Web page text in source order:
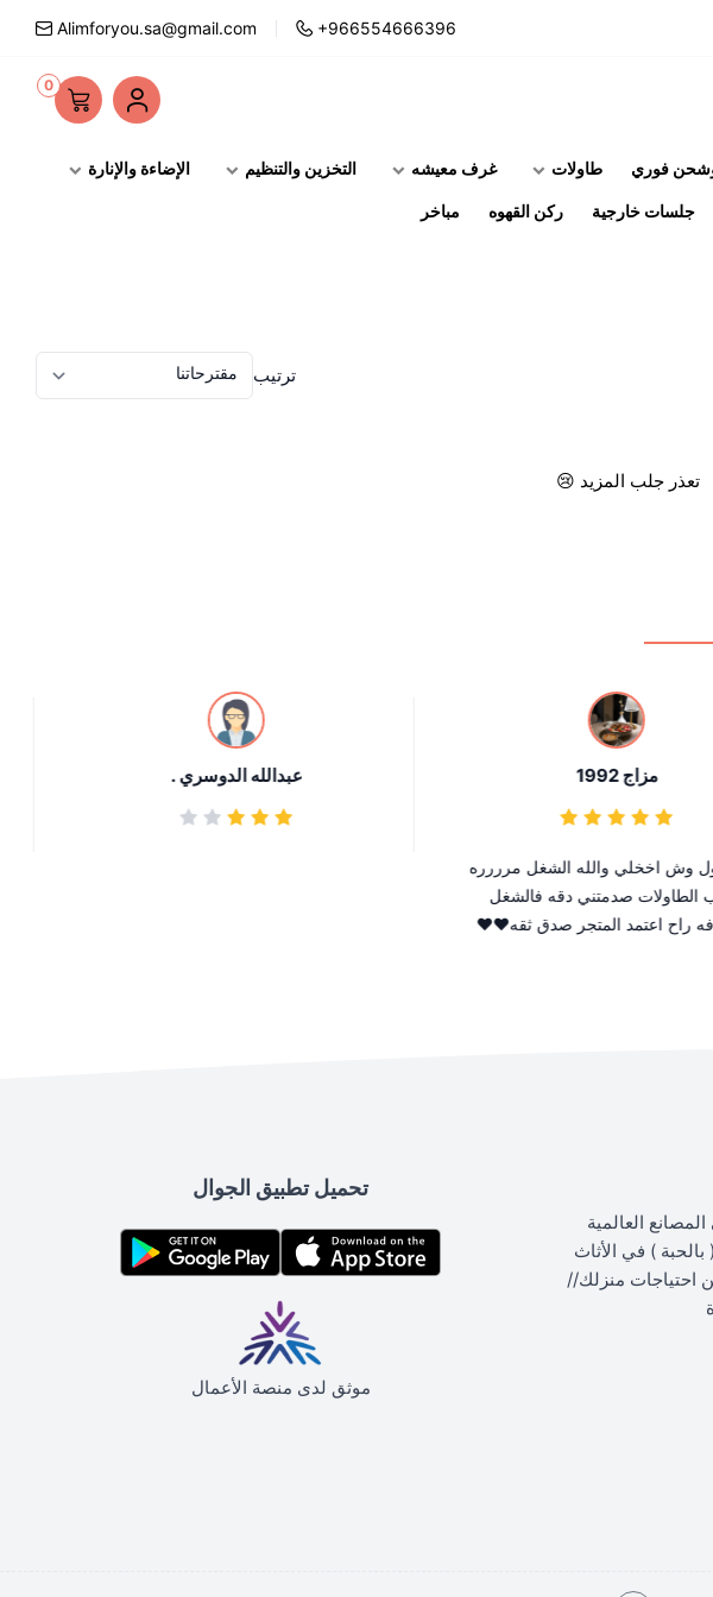
+966554666396
Alimforyou.sa@gmail.com
0
فوري طاولات غرف معيشه التخزين والتنظيم الإضاءة والإنارة
جلسات خارجية ركن القهوه مباخر
ترتيب
تعذر جلب المزيد 😢
مزاج 1992
وش اخخلي والله الشغل مرررره
الطاولات صدمتني دقه فالشغل
راح اعتمد المتجر صدق ثقه❤️❤️
عبدالله الدوسري .
العالمية
) في الأثاث
احتياجات منزلك//
تحميل تطبيق الجوال
موثق لدى منصة الأعمال